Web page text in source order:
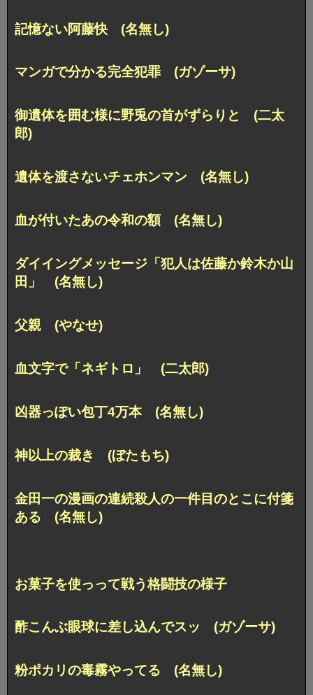
記憶ない阿藤快 (名無し)
マンガで分かる完全犯罪 (ガゾーサ)
御遺体を囲む様に野兎の首がずらりと (二太
郎)
遺体を渡さないチェホンマン (名無し)
血が付いたあの令和の額 (名無し)
ダイイングメッセージ「犯人は佐藤か鈴木か山
田」 (名無し)
父親 (やなせ)
血文字で「ネギトロ」 (二太郎)
凶器っぽい包丁4万本 (名無し)
神以上の裁き (ぼたもち)
金田一の漫画の連続殺人の一件目のとこに付箋
ある (名無し)
お菓子を使っって戦う格闘技の様子
酢こんぶ眼球に差し込んでスッ (ガゾーサ)
粉ポカリの毒霧やってる (名無し)